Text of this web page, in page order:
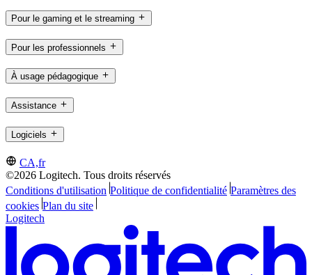
Pour le gaming et le streaming
Pour les professionnels
À usage pédagogique
Assistance
Logiciels
CA,fr
©2026 Logitech. Tous droits réservés
Conditions d'utilisation Politique de confidentialité Paramètres des
cookies Plan du site
Logitech